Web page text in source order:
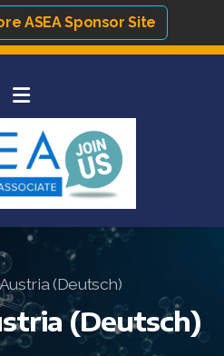
ASEA Sponsor Site
(Deutsch)
(Deutsch)